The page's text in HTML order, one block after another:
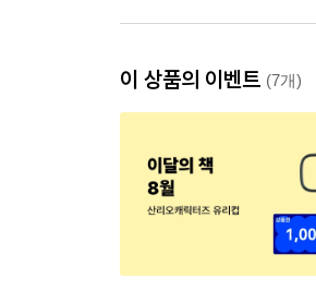
이 상품의 이벤트 (7개)